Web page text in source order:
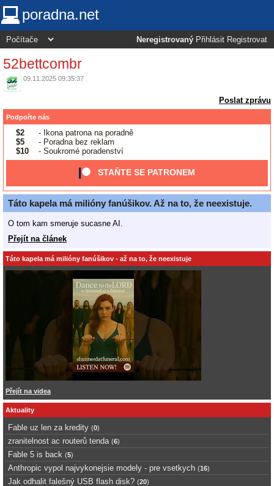
poradna.net
Neregistrovaný Přihlásit Registrovat
52bettcombr
09.11.2025 09:35:37
Poslat zprávu
Podpořte nás
$2
- Ikona patrona na poradně
$5
- Poradna bez reklam
$10
- Soukromé poradenství
STAŇTE SE PATRONEM
Táto kapela má milióny fanúšikov. Až na to, že neexistuje.
O tom kam smeruje sucasne AI.
Přejít na článek
Táto kapela má milióny fanúšikov - až na to, že neexistuje
Přejít na videa
Aktuality
Fable uz len za kredity (0)
zranitelnost ac routerů tenda (6)
Fable 5 is back (5)
Anthropic vypol najvykonejsie modely - pre vsetkych (16)
Jak odhalit falešný USB flash disk? (20)